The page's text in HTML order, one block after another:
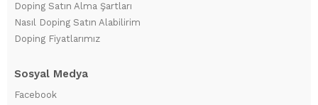
Doping Satın Alma Şartları
Nasıl Doping Satın Alabilirim
Doping Fiyatlarımız
Sosyal Medya
Facebook